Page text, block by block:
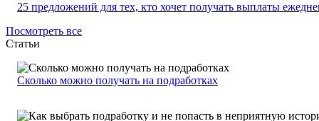
25 предложений для тех, кто хочет получать выплаты
Посмотреть все
Статьи
Сколько можно получать на подработках